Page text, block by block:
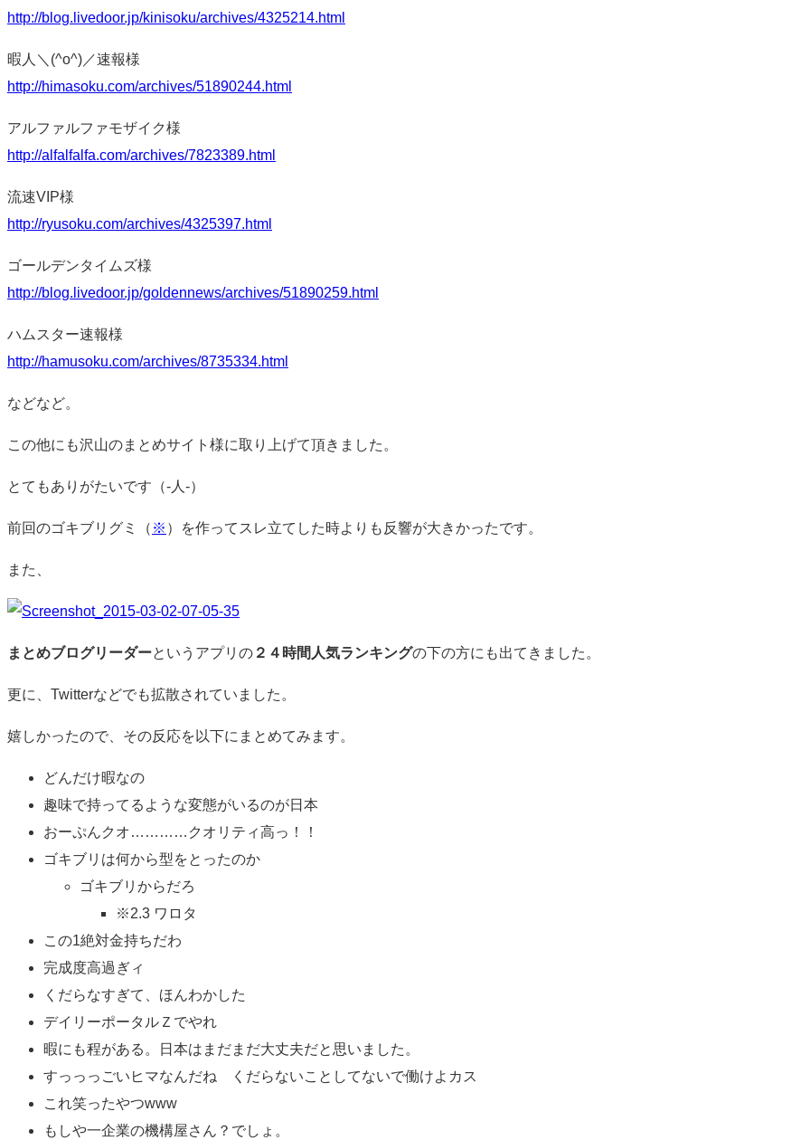
http://blog.livedoor.jp/kinisoku/archives/4325214.html
暇人＼(^o^)／速報様
http://himasoku.com/archives/51890244.html
アルファルファモザイク様
http://alfalfalfa.com/archives/7823389.html
流速VIP様
http://ryusoku.com/archives/4325397.html
ゴールデンタイムズ様
http://blog.livedoor.jp/goldennews/archives/51890259.html
ハムスター速報様
http://hamusoku.com/archives/8735334.html
などなど。
この他にも沢山のまとめサイト様に取り上げて頂きました。
とてもありがたいです（-人-）
前回のゴキブリグミ（ ※ ）を作ってスレ立てした時よりも反響が大きかったです。
また、
まとめブログリーダーというアプリの ２４時間人気ランキングの下の方にも出てきました。
更に、Twitterなどでも拡散されていました。
嬉しかったので、その反応を以下にまとめてみます。
どんだけ暇なの
趣味で持ってるような変態がいるのが日本
おーぷんクオ…………クオリティ高っ！！
ゴキブリは何から型をとったのか
ゴキブリからだろ
※2.3 ワロタ
この1絶対金持ちだわ
完成度高過ぎィ
くだらなすぎて、ほんわかした
デイリーポータルＺでやれ
暇にも程がある。日本はまだまだ大丈夫だと思いました。
すっっっごいヒマなんだね くだらないことしてないで働けよカス
これ笑ったやつwww
もしや一企業の機構屋さん？でしょ。